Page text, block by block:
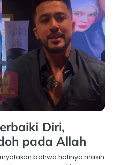
Diri,
pada Allah
bahwa hatinya masih